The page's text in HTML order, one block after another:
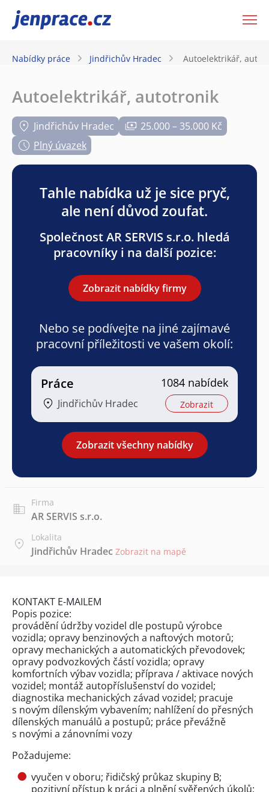
JenPráce.cz
Nabídky práce Jindřichův Hradec Autoelektrikář,
Autoelektrikář, autotronik
Jindřichův Hradec
25.000 – 35.000 Kč
Plný úvazek
Tahle nabídka už je sice pryč,
ale není důvod zoufat.
Společnost AR SERVIS s.r.o. hledá
pracovníky i na další pozice:
Zobrazit nabídky firmy
Nebo se podívejte na jiné zajímavé
pracovní příležitosti ve vašem okolí:
Práce
Jindřichův Hradec
1084 nabídek
Zobrazit
Zobrazit všechny nabídky
Firma
AR SERVIS s.r.o.
Lokalita
Jindřichův Hradec Zobrazit na mapě
KONTAKT E-MAILEM
Popis pozice:
provádění údržby vozidel dle postupů výrobce
vozidla; opravy benzinových a naftových motorů;
opravy mechanických a automatických převodovek;
opravy podvozkových částí vozidla; opravy
komfortních výbav vozidla; příprava / aktivace nových
vozidel; montáž autopříslušenství do vozidel;
diagnostika mechanických závad vozidel; pracuje
s novým dílenským vybavením; nahlížení do přesných
dílenských manuálů a postupů; práce převážně
s novými a zánovními vozy
Požadujeme:
vyučen v oboru; řidičský průkaz skupiny B;
pozitivní přístup k práci a plnění svěřených úkolů;